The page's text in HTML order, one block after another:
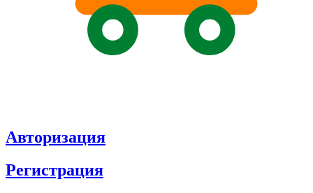
Авторизация
Регистрация